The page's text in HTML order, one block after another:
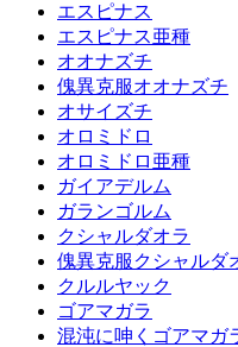
エスピナス
エスピナス亜種
オオナズチ
傀異克服オオナズチ
オサイズチ
オロミドロ
オロミドロ亜種
ガイアデルム
ガランゴルム
クシャルダオラ
傀異克服クシャルダ
クルルヤック
ゴアマガラ
混沌に呻くゴアマガ